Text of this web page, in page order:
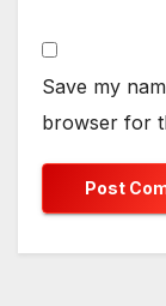
Save my
browser for